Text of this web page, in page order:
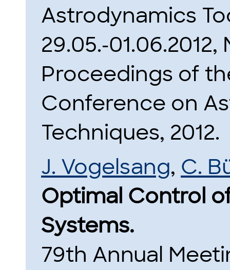
Astrodynamics
29.05.-
Proceedings of
Conference on
Techniques, 2012.
J. Vogelsang, C.
Optimal Control
Systems.
79th Annual